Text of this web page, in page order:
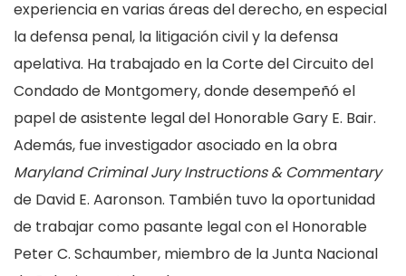
experiencia en varias áreas del derecho, en especial
la defensa penal, la litigación civil y la defensa
apelativa. Ha trabajado en la Corte del Circuito del
Condado de Montgomery, donde desempeñó el
papel de asistente legal del Honorable Gary E. Bair.
Además, fue investigador asociado en la obra
Maryland Criminal Jury Instructions & Commentary
de David E. Aaronson. También tuvo la oportunidad
de trabajar como pasante legal con el Honorable
Peter C. Schaumber, miembro de la Junta Nacional